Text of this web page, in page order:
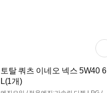
토탈 쿼츠 이네오 넥스 5W40 6
L(1개)